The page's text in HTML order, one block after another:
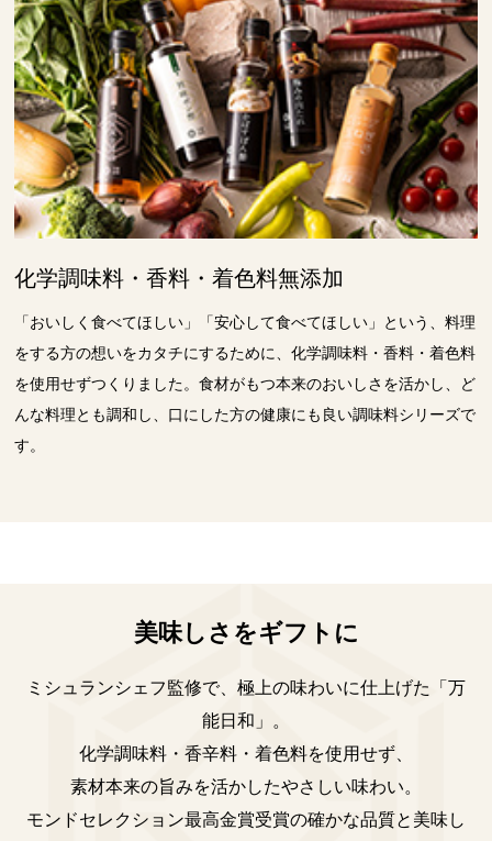
化学調味料・香料・着色料無添加
「おいしく食べてほしい」「安心して食べてほしい」という、料理
をする方の想いをカタチにするために、化学調味料・香料・着色料
を使用せずつくりました。食材がもつ本来のおいしさを活かし、ど
んな料理とも調和し、口にした方の健康にも良い調味料シリーズで
す。
美味しさをギフトに
ミシュランシェフ監修で、極上の味わいに仕上げた「万
能日和」。
化学調味料・香辛料・着色料を使用せず、
素材本来の旨みを活かしたやさしい味わい。
モンドセレクション最高金賞受賞の確かな品質と美味し